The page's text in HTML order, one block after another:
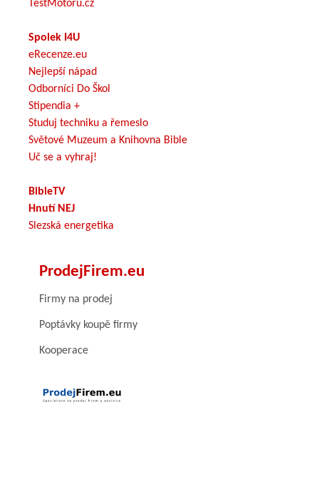
TestMotoru.cz
Spolek I4U
eRecenze.eu
Nejlepší nápad
Odborníci Do Škol
Stipendia +
Studuj techniku a řemeslo
Světové Muzeum a Knihovna Bible
Uč se a vyhraj!
BibleTV
Hnutí NEJ
Slezská energetika
ProdejFirem.eu
Firmy na prodej
Poptávky koupě firmy
Kooperace